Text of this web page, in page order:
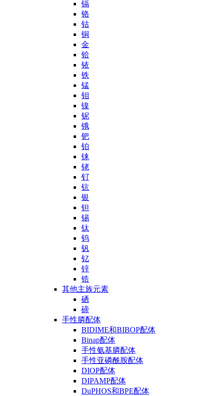
镉
铬
钴
铜
金
铪
铱
铁
锰
钼
镍
铌
锇
钯
铂
铼
铑
钌
钪
银
钽
锡
钛
钨
钒
钇
锌
锆
其他主族元素
硒
碲
手性膦配体
BIDIME和BIBOP配体
Binap配体
手性氨基膦配体
手性亚磷酰胺配体
DIOP配体
DIPAMP配体
DuPHOS和BPE配体